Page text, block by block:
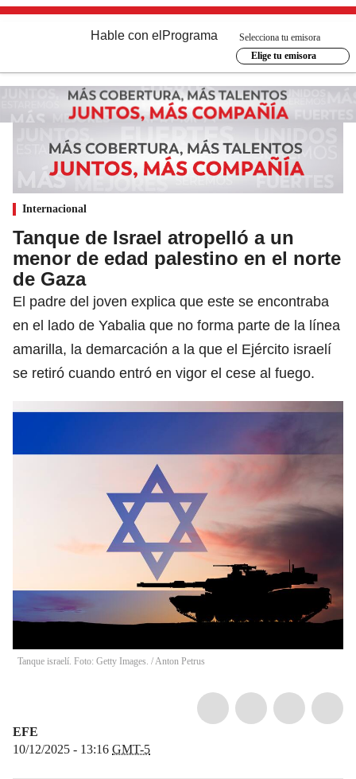
Hable con el Programa
Selecciona tu emisora
Elige tu emisora
Internacional
Tanque de Israel atropelló a un
menor de edad palestino en el norte
de Gaza
El padre del joven explica que este se encontraba
en el lado de Yabalia que no forma parte de la línea
amarilla, la demarcación a la que el Ejército israelí
se retiró cuando entró en vigor el cese al fuego.
Tanque israelí. Foto: Getty Images. /Anton Petrus
EFE
10/12/2025 - 13:16 GMT-5